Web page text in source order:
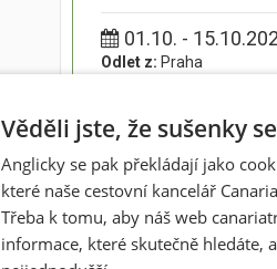
01.10. -
Odlet z: Praha
02.10. -
Odlet z:Praha
Strava:polopenze
Možno přeobjednat na:
Věděli jste, že sušenky
Anglicky se pak překládají jako
které naše cestovní kancelář
Třeba k tomu, aby náš web
informace, které skutečně hledáte,